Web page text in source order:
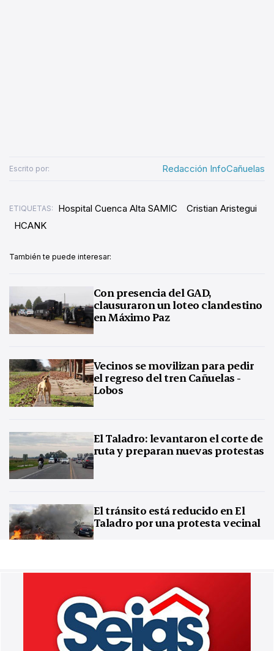
Escrito por: Redacción InfoCañuelas
ETIQUETAS: Hospital Cuenca Alta SAMIC
Cristian Aristegui
HCANK
También te puede interesar:
Con presencia del GAD,
clausuraron un loteo clandestino
en Máximo Paz
Vecinos se movilizan para pedir
el regreso del tren Cañuelas -
Lobos
El Taladro: levantaron el corte de
ruta y preparan nuevas protestas
El tránsito está reducido en El
Taladro por una protesta vecinal